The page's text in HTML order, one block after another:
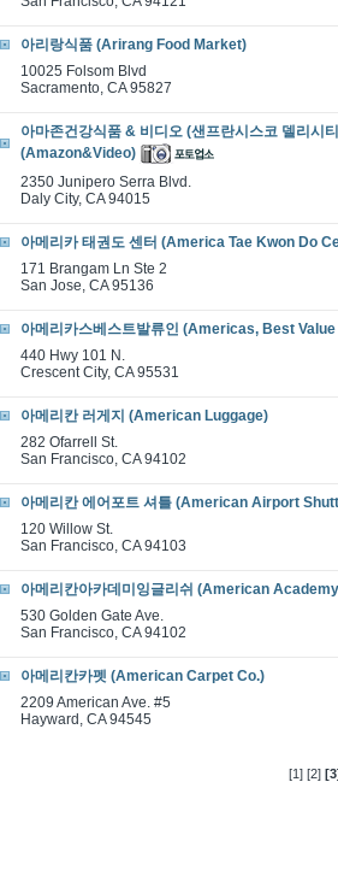
아리랑식품 (Arirang Food Market)
10025 Folsom Blvd
Sacramento, CA 95827
아마존건강식품 & 비디오 (샌프란시스코 델리시
(Amazon&Video)
2350 Junipero Serra Blvd.
Daly City, CA 94015
아메리카 태권도 센터 (America Tae Kwon Do
171 Brangam Ln Ste 2
San Jose, CA 95136
아메리카스베스트발류인 (Americas, Best Value
440 Hwy 101 N.
Crescent City, CA 95531
아메리칸 러게지 (American Luggage)
282 Ofarrell St.
San Francisco, CA 94102
아메리칸 에어포트 셔틀 (American Airport
120 Willow St.
San Francisco, CA 94103
아메리칸아카데미잉글리쉬 (American
530 Golden Gate Ave.
San Francisco, CA 94102
아메리칸카펫 (American Carpet Co.)
2209 American Ave. #5
Hayward, CA 94545
[1] [2]